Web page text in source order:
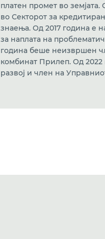
платен промет во
во Секторот за
знаења. Од 2017 година е
за наплата на
година беше неизвршен
комбинат Прилеп. Од 2022
развој и член на